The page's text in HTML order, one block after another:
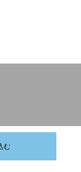
む